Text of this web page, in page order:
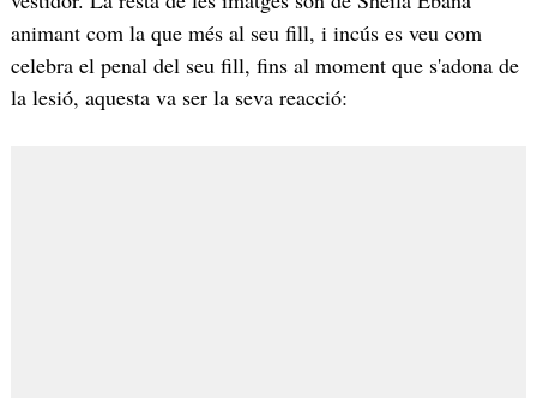
animant com la que més al seu fill, i incús es veu com
celebra el penal del seu fill, fins al moment que s'adona de
la lesió, aquesta va ser la seva reacció: